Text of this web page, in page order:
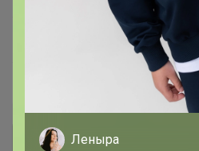
Комментарии к лотам
Леныра